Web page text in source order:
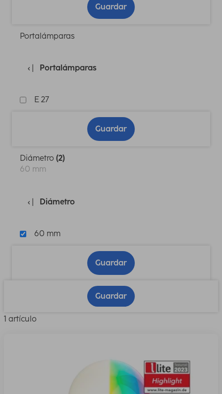
Guardar
Portalámparas
Portalámparas
E 27
Guardar
Diámetro (2)
60 mm
Diámetro
60 mm
Guardar
Guardar
1 artículo